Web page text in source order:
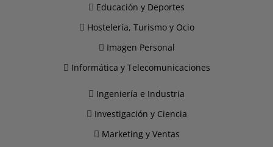
Educación y Deportes
Hostelería, Turismo y Ocio
Imagen Personal
Informática y Telecomunicaciones
Ingeniería e Industria
Investigación y Ciencia
Marketing y Ventas